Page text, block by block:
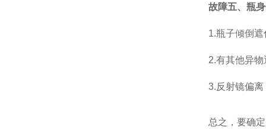
故障五、瓶身
1.瓶子倾倒遮住
2.有其他异物
3.反射镜偏离，
总之，要确定